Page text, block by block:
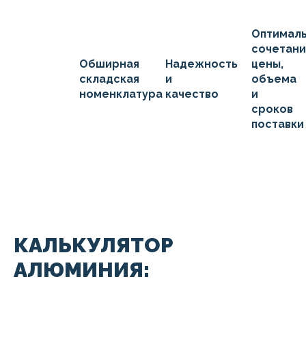
Обширная
складская
номенклатура
Надежность
и
качество
цены,
объема
и
сроков
поставки
КАЛЬКУЛЯТОР
АЛЮМИНИЯ: